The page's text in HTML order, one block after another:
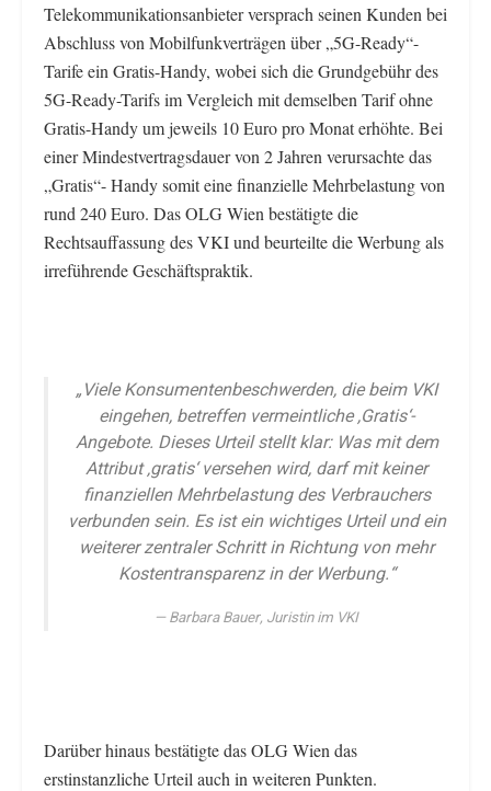
Telekommunikationsanbieter versprach seinen Kunden bei
Abschluss von Mobilfunkverträgen über „5G-Ready“-
Tarife ein Gratis-Handy, wobei sich die Grundgebühr des
5G-Ready-Tarifs im Vergleich mit demselben Tarif ohne
Gratis-Handy um jeweils 10 Euro pro Monat erhöhte. Bei
einer Mindestvertragsdauer von 2 Jahren verursachte das
„Gratis“- Handy somit eine finanzielle Mehrbelastung von
rund 240 Euro. Das OLG Wien bestätigte die
Rechtsauffassung des VKI und beurteilte die Werbung als
irreführende Geschäftspraktik.
„Viele Konsumentenbeschwerden, die beim VKI
eingehen, betreffen vermeintliche ,Gratis‘-
Angebote. Dieses Urteil stellt klar: Was mit dem
Attribut ‚gratis‘ versehen wird, darf mit keiner
finanziellen Mehrbelastung des Verbrauchers
verbunden sein. Es ist ein wichtiges Urteil und ein
weiterer zentraler Schritt in Richtung von mehr
Kostentransparenz in der Werbung.“
Barbara Bauer, Juristin im VKI
Darüber hinaus bestätigte das OLG Wien das
erstinstanzliche Urteil auch in weiteren Punkten.